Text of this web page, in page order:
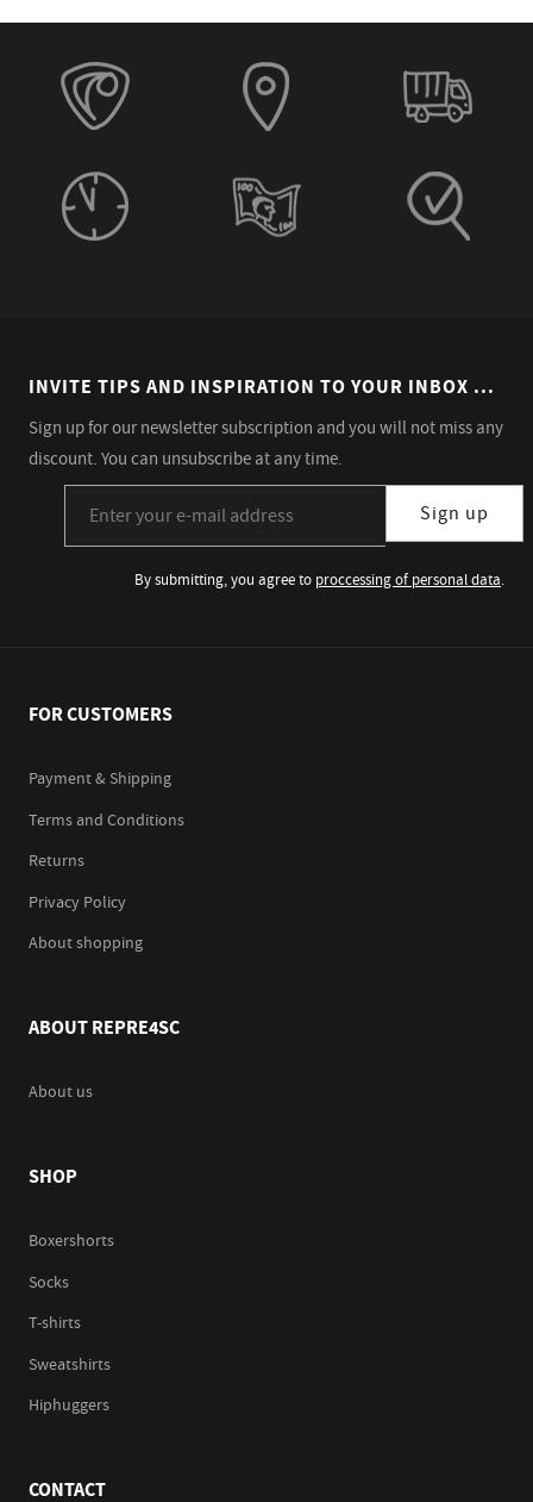
INVITE TIPS AND INSPIRATION TO YOUR INBOX ...
Sign up for our newsletter subscription and you will not miss any
discount. You can unsubscribe at any time.
Sign up
By submitting, you agree to proccessing of personal data.
FOR CUSTOMERS
Payment & Shipping
Terms and Conditions
Returns
Privacy Policy
About shopping
ABOUT REPRE4SC
About us
SHOP
Boxershorts
Socks
T-shirts
Sweatshirts
Hiphuggers
CONTACT